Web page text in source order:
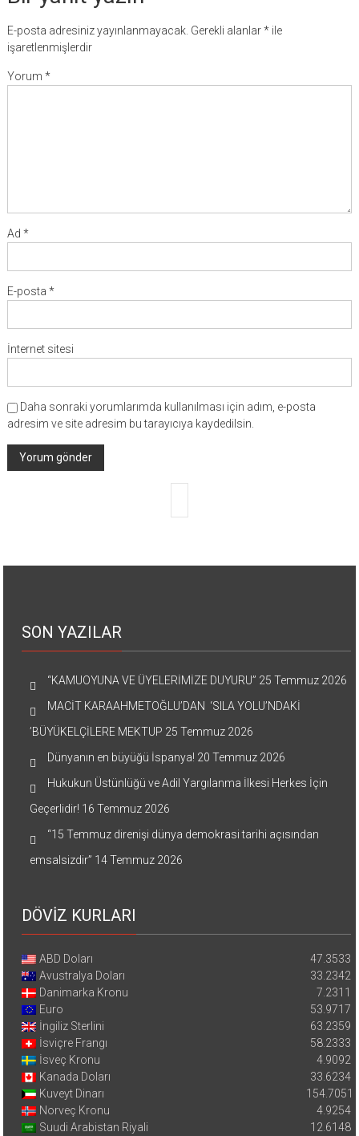
E-posta adresiniz yayınlanmayacak. Gerekli alanlar*ile
işaretlenmişlerdir
Yorum *
Ad *
E-posta *
İnternet sitesi
Daha sonraki yorumlarımda kullanılması için adım, e-posta
adresim ve site adresim bu tarayıcıya kaydedilsin.
SON YAZILAR
“KAMUOYUNA VE ÜYELERİMİZE DUYURU” 25 Temmuz 2026
MACİT KARAAHMETOĞLU’DAN ‘SILA YOLU’NDAKİ
’BÜYÜKELÇİLERE MEKTUP 25 Temmuz 2026
Dünyanın en büyüğü İspanya! 20 Temmuz 2026
Hukukun Üstünlüğü ve Adil Yargılanma İlkesi Herkes İçin
Geçerlidir! 16 Temmuz 2026
“15 Temmuz direnişi dünya demokrasi tarihi açısından
emsalsizdir” 14 Temmuz 2026
DÖVİZ KURLARI
ABD Doları
47.3533
Avustralya Doları
33.2342
Danimarka Kronu
7.2311
Euro
53.9717
İngiliz Sterlini
63.2359
İsviçre Frangı
58.2333
İsveç Kronu
4.9092
Kanada Doları
33.6234
Kuveyt Dinarı
154.7051
Norveç Kronu
4.9254
Suudi Arabistan Riyali
12.6148